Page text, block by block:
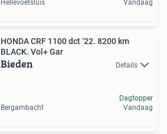
Hellevoetsluis
Vandaag
HONDA CRF 1100 dct ‘22. 8200 km
BLACK. Vol+ Gar
Bieden Details
Bergambacht
Dagtopper
Vandaag